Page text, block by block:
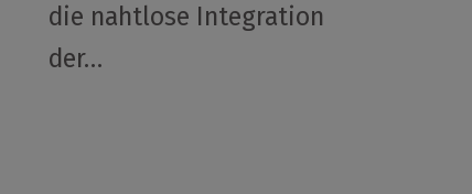
die nahtlose Integration
der…